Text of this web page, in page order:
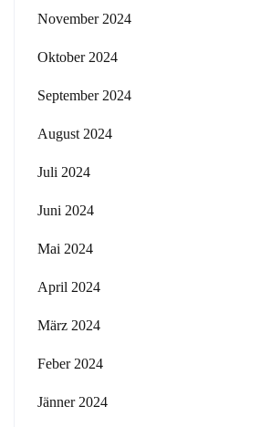
November 2024
Oktober 2024
September 2024
August 2024
Juli 2024
Juni 2024
Mai 2024
April 2024
März 2024
Feber 2024
Jänner 2024